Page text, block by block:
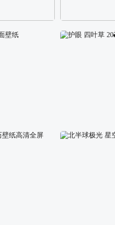
校园长发可爱
壁纸 护眼 四叶草